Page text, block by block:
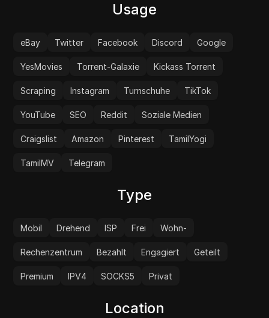
Usage
eBay Twitter Facebook Discord Google
YesMovies Torrent-Galaxie Kickass Torrent
Scraping Instagram Turnschuhe TikTok
YouTube SEO Reddit Soziale Medien
Craigslist Amazon Pinterest TamilYogi
TamilMV Telegram
Type
Mobil Drehend ISP Frei Wohn-
Rechenzentrum Bezahlt Engagiert Geteilt
Premium IPV4 SOCKS5 Privat
Location